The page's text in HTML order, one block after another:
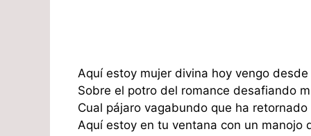
Aquí estoy mujer divina hoy vengo
Sobre el potro del romance desafiando
Cual pájaro vagabundo que ha
Aquí estoy en tu ventana con un manojo